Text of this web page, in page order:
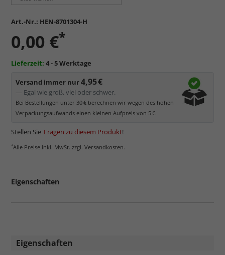
Art.-Nr.: HEN-8701304-H
0,00 €*
Lieferzeit: 4 - 5 Werktage
Versand immer nur4,95 €
— Egal wie groß, viel oder schwer.
Bei Bestellungen unter 30 € berechnen wir wegen des hohen
Verpackungsaufwands einen kleinen Aufpreis von 5 €.
Stellen Sie Fragen zu diesem Produkt!
*Alle Preise inkl. MwSt. zzgl. Versandkosten.
Eigenschaften
Eigenschaften